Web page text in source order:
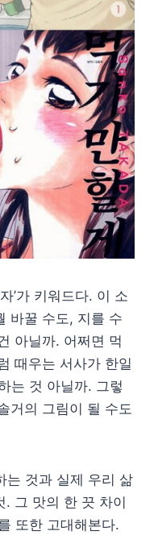
’가 키워드다. 이 소
바꿀 수도, 지를 수
아닐까. 어쩌면 먹
때우는 서사가 한일
는 것 아닐까. 그렇
거의 그림이 될 수도
는 것과 실제 우리 삶
. 그 맛의 한 끗 차이
또한 고대해본다.